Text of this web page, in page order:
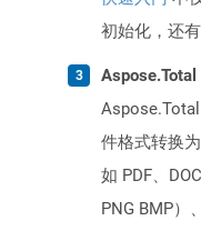
初始化，还
件格式转换
如 PDF、
PNG BMP）